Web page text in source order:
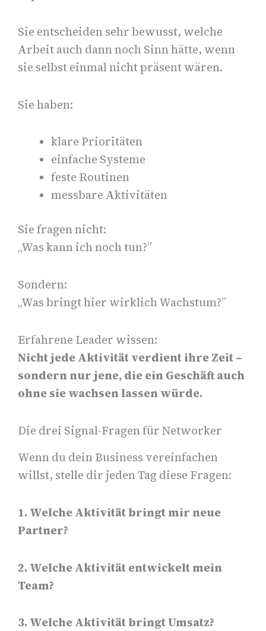
Sie entscheiden sehr bewusst, welche
Arbeit auch dann noch Sinn hätte, wenn
sie selbst einmal nicht präsent wären.
Sie haben:
klare Prioritäten
einfache Systeme
feste Routinen
messbare Aktivitäten
Sie fragen nicht:
„Was kann ich noch tun?”
Sondern:
„Was bringt hier wirklich Wachstum?”
Erfahrene Leader wissen:
Nicht jede Aktivität verdient ihre Zeit –
sondern nur jene, die ein Geschäft auch
ohne sie wachsen lassen würde.
Die drei Signal-Fragen für Networker
Wenn du dein Business vereinfachen
willst, stelle dir jeden Tag diese Fragen:
1. Welche Aktivität bringt mir neue
Partner?
2. Welche Aktivität entwickelt mein
Team?
3. Welche Aktivität bringt Umsatz?